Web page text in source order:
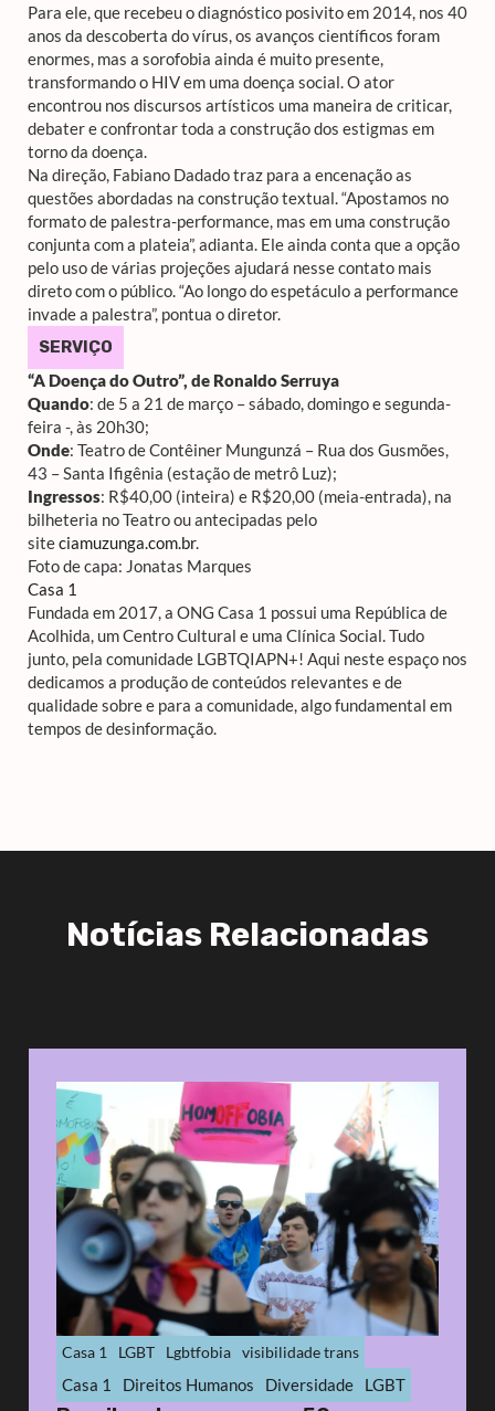
Para ele, que recebeu o diagnóstico posivito em 2014, nos 40
anos da descoberta do vírus, os avanços científicos foram
enormes, mas a sorofobia ainda é muito presente,
transformando o HIV em uma doença social. O ator
encontrou nos discursos artísticos uma maneira de criticar,
debater e confrontar toda a construção dos estigmas em
torno da doença.
Na direção, Fabiano Dadado traz para a encenação as
questões abordadas na construção textual.“Apostamos no
formato de palestra-performance, mas em uma construção
conjunta com a plateia”, adianta. Ele ainda conta que a opção
pelo uso de várias projeções ajudará nesse contato mais
direto com o público. “Ao longo do espetáculo a performance
invade a palestra”, pontua o diretor.
SERVIÇO
“A Doença do Outro”, de Ronaldo Serruya
Quando: de 5 a 21 de março – sábado, domingo e segunda-
feira -, às 20h30;
Onde: Teatro de Contêiner Mungunzá – Rua dos Gusmões,
43 – Santa Ifigênia (estação de metrô Luz);
Ingressos: R$40,00 (inteira) e R$20,00 (meia-entrada), na
bilheteria no Teatro ou antecipadas pelo
siteciamuzunga.com.br.
Foto de capa: Jonatas Marques
Casa 1
Fundada em 2017, a ONG Casa 1 possui uma República de
Acolhida, um Centro Cultural e uma Clínica Social. Tudo
junto, pela comunidade LGBTQIAPN+! Aqui neste espaço nos
dedicamos a produção de conteúdos relevantes e de
qualidade sobre e para a comunidade, algo fundamental em
tempos de desinformação.
Notícias Relacionadas
Casa 1 LGBT Lgbtfobia visibilidade trans
Casa 1 Direitos Humanos Diversidade LGBT